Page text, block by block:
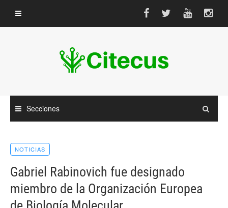
contenido
Secciones
NOTICIAS
Gabriel Rabinovich fue designado
miembro de la Organización Europea